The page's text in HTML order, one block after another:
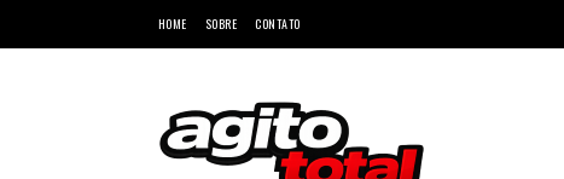
HOME SOBRE CONTATO